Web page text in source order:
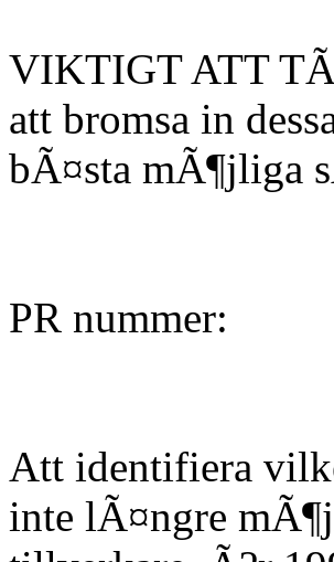
VIKTIGT ATT
att bromsa in
bÃ¤sta mÃ¶jliga
PR nummer:
Att identifiera
inte lÃ¤ngre